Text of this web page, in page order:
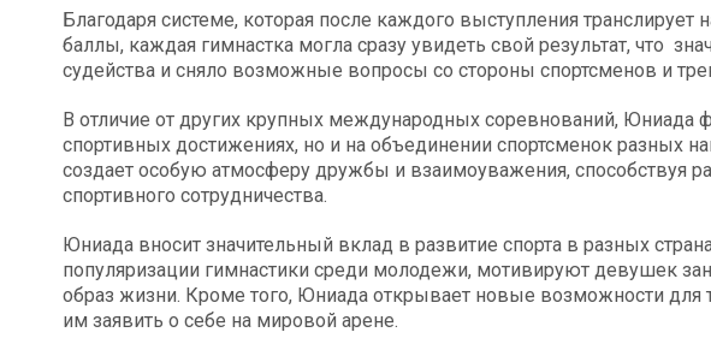
Благодаря системе, которая после каждого выступления
баллы, каждая гимнастка могла сразу увидеть свой результат, что
судейства и сняло возможные вопросы со стороны спортсменов и
В отличие от других крупных международных соревнований, Юниада
спортивных достижениях, но и на объединении спортсменок разных
создает особую атмосферу дружбы и взаимоуважения, способствуя
спортивного сотрудничества.
Юниада вносит значительный вклад в развитие спорта в разных
популяризации гимнастики среди молодежи, мотивируют девушек
образ жизни. Кроме того, Юниада открывает новые возможности для
им заявить о себе на мировой арене.